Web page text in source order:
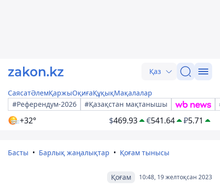
Қаз
СаясатӘлемҚаржыОқиғаҚұқықМақалалар
#Референдум-2026
#Қазақстан мақтанышы
+32° $469.93 €541.64 ₽5.71
Басты Барлық жаңалықтар Қоғам тынысы
10:48, 19 желтоқсан 2023
Қоғам